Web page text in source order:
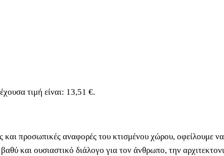
τιμή είναι: 13,51 €.
και προσωπικές αναφορές του κτισμένου χώρου, οφείλουμε
και ουσιαστικό διάλογο για τον άνθρωπο, την